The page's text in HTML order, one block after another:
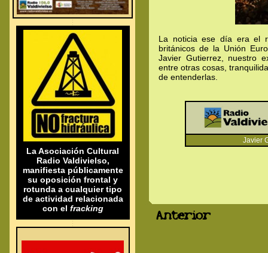
.
.
.
La Asociación Cultural
Radio Valdivielso,
manifiesta públicamente
su oposición frontal y
rotunda a cualquier tipo
de actividad relacionada
con el fracking
.
.
.
La noticia ese día era el
británicos de la Unión
Javier Gutierrez, nuestro
entre otras cosas,
de entenderlas.
Javier
Anterior